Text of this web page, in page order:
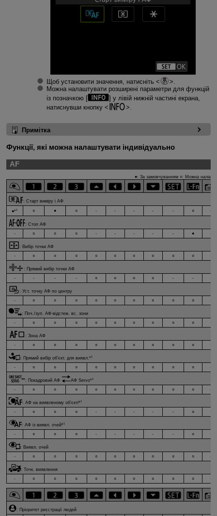
Щоб установити значення, натисніть
Можна налаштувати розширені параметри для функцій
із позначкою [
] у лівій нижній частині екрана,
натиснувши кнопку
Примітка
Функції, які можна налаштувати індивідуально
AF
●: За замовчуванням ○: Можна
:Старт виміру і АФ
●*1 ○ ● ○ - - - - - ○ -
:Стоп АФ
-
○ ○ ○ - - - - - ● -
: Вибір точки АФ
-
○ ○ ○ ○ ○ ○ ○ ○ ○ -
: Прямий вибір точки АФ
-
- - - ○ ○ ○ ○ - - -
:Уст. точку АФ по центру
-
○ ○ ○ ○ ○ ○ ○ ○ ○ -
: Поч./зуп. АФ-відстеж. вс. зони
-
○ ○ ○ ○ ○ ○ ○ ○ ○ -
:Зона АФ
-
○ ○ ○ ○ ○ ○ ○ ○ ○ -
: Прямий вибір об’єкт. для виявл.*1
- ○ ○ ○ ○ ○ ○ ○ ○ ○ -
: Покадровий АФ АФ Servo*1
- ○ ○ ○ ○ ○ ○ ○ ○ ○ -
:АФ на виявленому об’єкті*1
- ○ ○ ○ - - - - - ○ -
: АФ із виявл. очей*1
- ○ ○ ○ - - - - - ○ -
: Виявл. очей
-
○ ○ ○ ○ ○ ○ ○ ○ ○ -
:Точк. виявлення
-
○ ○ ○ ○ ○ ○ ○ ○ ○ -
: Пріоритет реєстрації людей